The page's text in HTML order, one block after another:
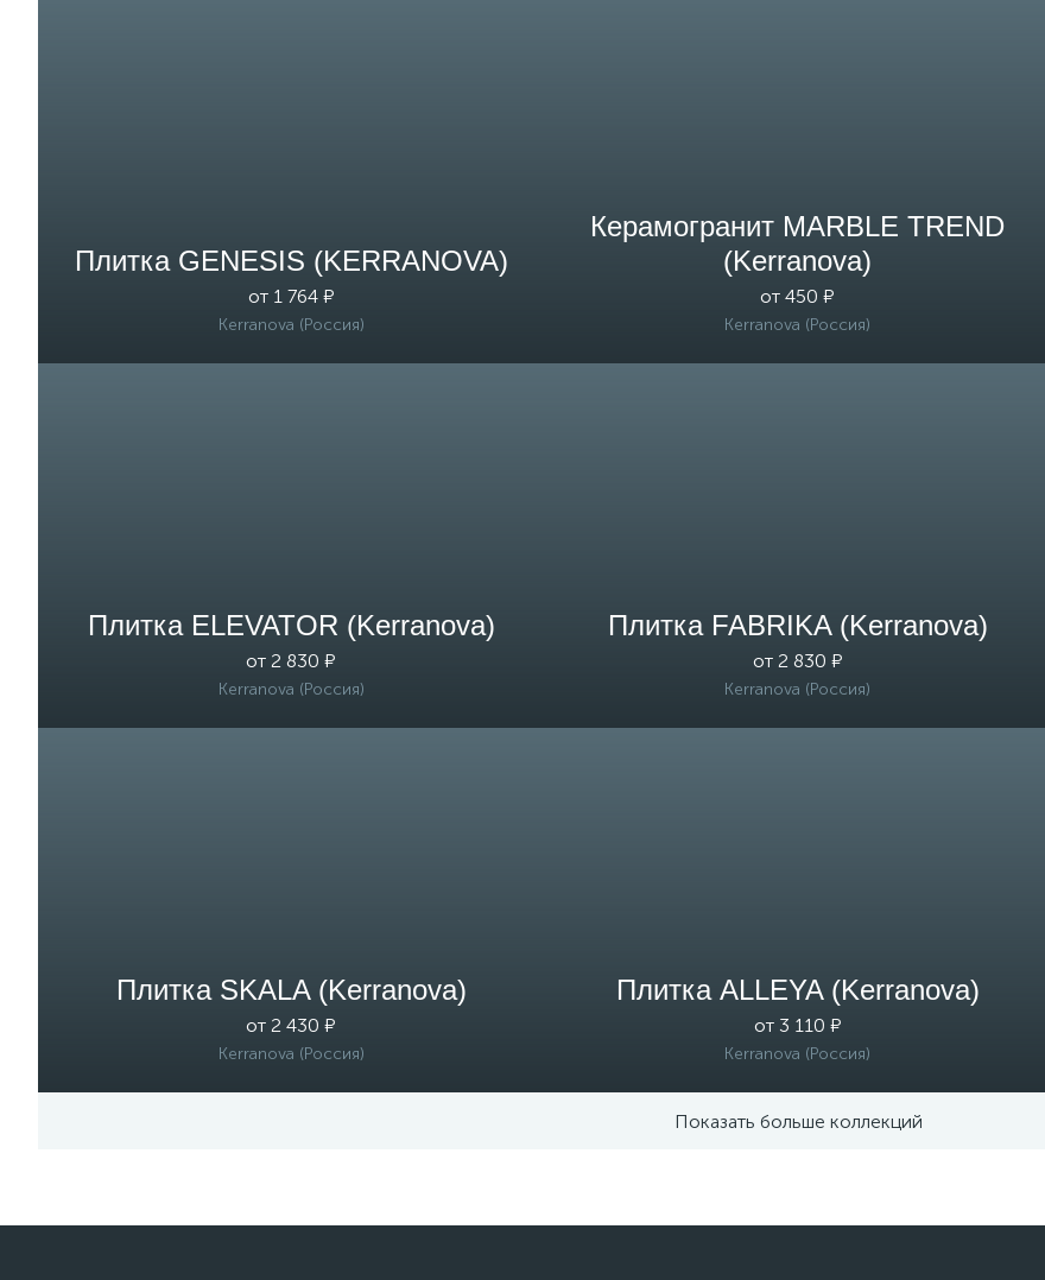
Плитка GENESIS (KERRANOVA)
от 1 764 ₽
Kerranova (Россия)
Керамогранит MARBLE TREND
(Kerranova)
от 450 ₽
Kerranova (Россия)
Плитка ELEVATOR (Kerranova)
от 2 830 ₽
Kerranova (Россия)
Плитка FABRIKA (Kerranova)
от 2 830 ₽
Kerranova (Россия)
Плитка SKALA (Kerranova)
от 2 430 ₽
Kerranova (Россия)
Плитка ALLEYA (Kerranova)
от 3 110 ₽
Kerranova (Россия)
Показать больше коллекций